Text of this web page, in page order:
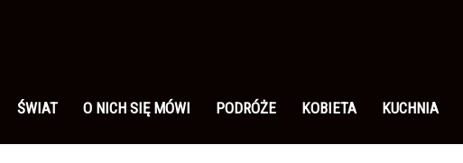
ŚWIAT O NICH SIĘ MÓWI PODRÓŻE KOBIETA KUCHNIA